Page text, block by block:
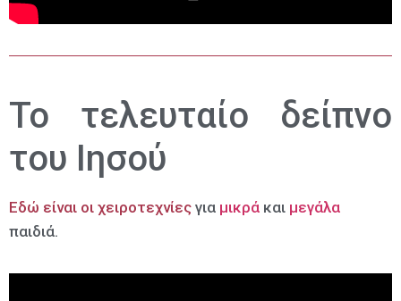
Το τελευταίο δείπνο
του Ιησού
Εδώ είναι οι χειροτεχνίες για μικρά και μεγάλα
παιδιά.